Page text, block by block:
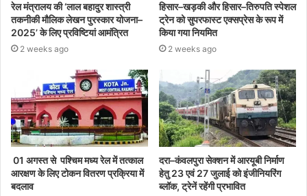
रेल मंत्रालय की ‘लाल बहादुर शास्त्री
तकनीकी मौलिक लेखन पुरस्कार योजना–
2025’ के लिए प्रविष्टियां आमंत्रित
2 weeks ago
हिसार–खड़की और हिसार–तिरुपति स्पेशल
ट्रेन को सुपरफास्ट एक्सप्रेस के रूप में
किया गया नियमित
2 weeks ago
01 अगस्त से पश्चिम मध्य रेल में तत्काल
आरक्षण के लिए टोकन वितरण प्रक्रिया में
बदलाव
दरा–कंवलपुरा सेक्शन में आरयूबी निर्माण
हेतु 23 एवं 27 जुलाई को इंजीनियरिंग
ब्लॉक, ट्रेनें रहेंगी प्रभावित